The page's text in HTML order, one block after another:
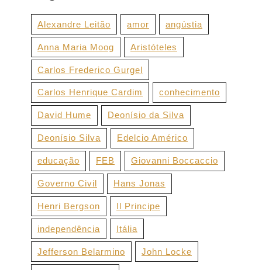
Alexandre Leitão amor angústia
Anna Maria Moog Aristóteles
Carlos Frederico Gurgel
Carlos Henrique Cardim conhecimento
David Hume Deonísio da Silva
Deonísio Silva Edelcio Américo
educação FEB Giovanni Boccaccio
Governo Civil Hans Jonas
Henri Bergson Il Principe
independência Itália
Jefferson Belarmino John Locke